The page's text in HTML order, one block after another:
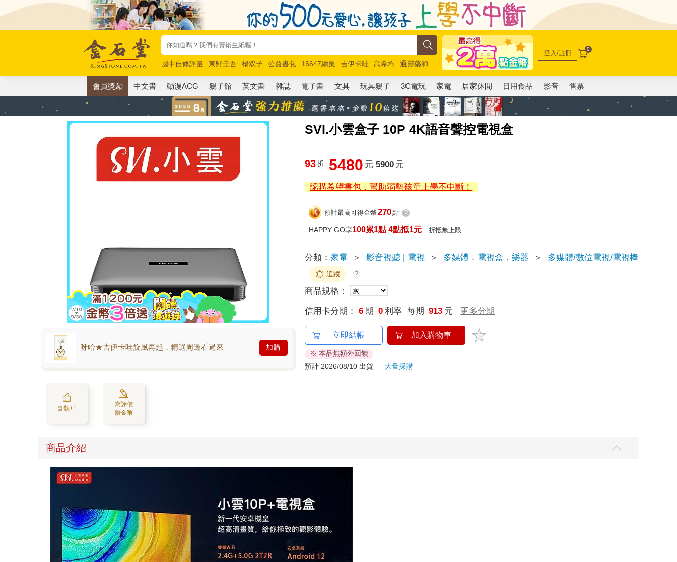
國中自修評量 東野圭吾 楊双子 公益書包 16647續集 吉伊卡哇 高希均
通靈藥師
唯紅花綻放
奧德賽 路邊攤新作 馬斯克 玩具總動員5 超慢跑
登入/註冊 0
會員獎勵 中文書 動漫ACG 親子館 英文書 雜誌 電子書 文具 玩具親子 3C電玩 家電 居家休閒 日用食品 影音 售票
SVI.小雲盒子 10P 4K語音聲控電視盒
呀哈★吉伊卡哇旋風再起，精選周邊看過來 加購
喜歡+1
寫評價
賺金幣
93 折 5480 元 5900元
認購希望書包，幫助弱勢孩童上學不中斷！
預計最高可得金幣 270點 ?
HAPPY GO享100累1點 4點抵1元 折抵無上限
分類： 家電 ＞ 影音視聽 | 電視 ＞ 多媒體．電視盒．樂器 ＞ 多媒體/數位電視/電視棒
追蹤 ?
商品規格：
信用卡分期： 6 期 0 利率 每期 913 元 更多分期
立即結帳 加入購物車
※ 本品無額外回饋
預計 2026/08/10 出貨
大量採購
商品介紹